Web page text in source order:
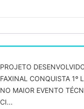
PROJETO
FAXINAL CONQUISTA 1º
NO MAIOR EVENTO
CI...